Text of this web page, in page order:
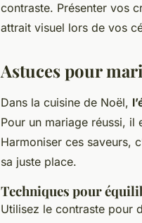
contraste. Présenter vos
attrait visuel lors de vos
Astuces pour
Dans la cuisine de Noël,
Pour un mariage réussi, il
Harmoniser ces saveurs,
sa juste place.
Techniques pour
Utilisez le contraste pour